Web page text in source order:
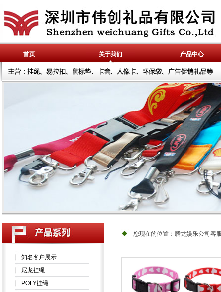
首页 关于我们 产品中心
知名客户展示
尼龙挂绳
POLY挂绳
您现在的位置： 腾龙娱乐公司客